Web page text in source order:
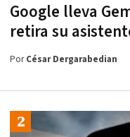
Google lleva
retira su
PorCésar Dergarabedian